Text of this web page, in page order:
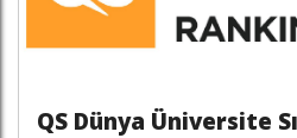
QS Dünya Üniversite